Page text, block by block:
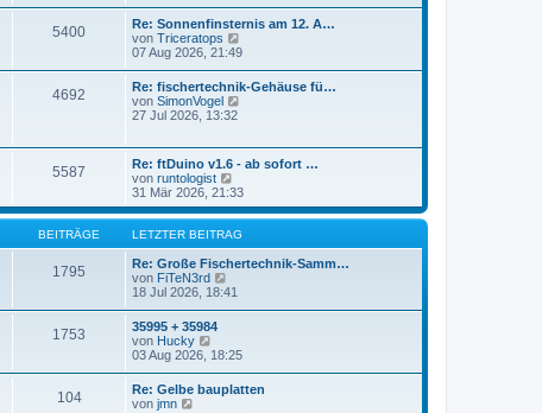
r
a
r
B
i
t
r
s
t
e
r
B
e
i
r
a
g
5400
Re: Sonnenfinsternis am 12. A…
von Triceratops
e
e
s
B
e
t
r
a
g
07 Aug 2026, 21:49
4692
Re: fischertechnik-Gehäuse fü…
von SimonVogel
e
r
B
i
r
27 Jul 2026, 13:32
5587
Re: ftDuino v1.6 - ab sofort …
von runtologist
e
u
e
s
t
e
B
r
a
g
31 Mär 2026, 21:33
BEITRÄGE LETZTER BEITRAG
1795
Re: Große Fischertechnik-Samm…
von FiTeN3rd
e
t
e
r
B
18 Jul 2026, 18:41
1753
35995 + 35984
von Hucky
e
s
03 Aug 2026, 18:25
104
Re: Gelbe bauplatten
von jmn